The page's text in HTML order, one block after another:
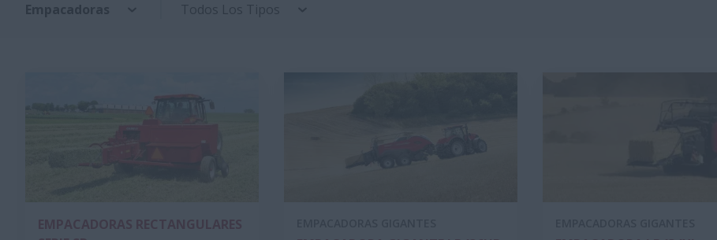
Empacadoras Todos Los Tipos